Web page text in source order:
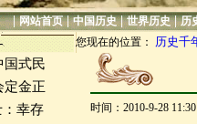
|网站首页|中国历史|世界历史|历
您现在的位置： 历史千
国式民
定金正
幸存
时间：2010-9-28